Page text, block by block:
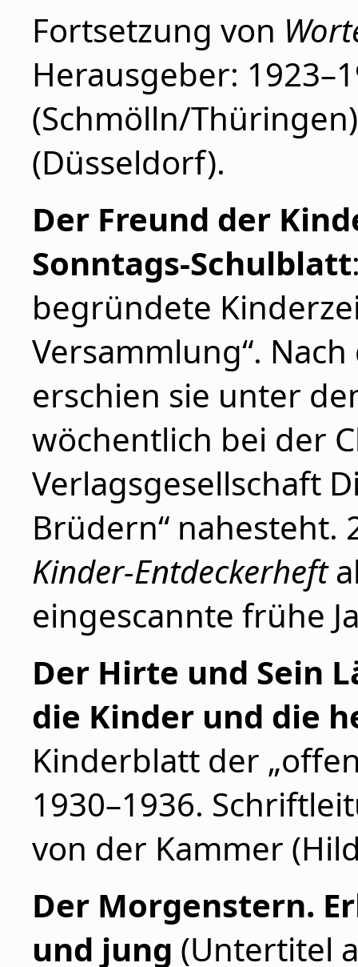
Fortsetzung von
Herausgeber:
(Schmölln/
(Düsseldorf).
Der Freund der
Sonntags-Schulblatt
begründete
Versammlung“.
erschien sie unter
wöchentlich bei der
Verlagsgesellschaft
Brüdern“ nahesteht.
Kinder-Entdeckerheft
eingescannte frühe
Der Hirte und Sein
die Kinder und die
Kinderblatt der
1930–1936.
von der Kammer
Der Morgenstern.
und jung (Untertitel